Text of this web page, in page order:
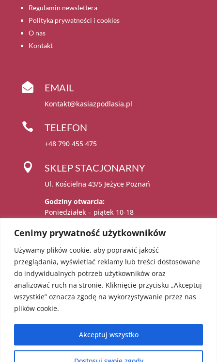
Cenimy prywatność użytkowników
Używamy plików cookie, aby poprawić jakość
przeglądania, wyświetlać reklamy lub treści dostosowane
do indywidualnych potrzeb użytkowników oraz
analizować ruch na stronie. Kliknięcie przycisku „Akceptuj
wszystkie” oznacza zgodę na wykorzystywanie przez nas
plików cookie.
Akceptuj wszystko
Regulamin newslettera
Polityka prywatności i cookies
O nas
Kontakt
 EMAIL
Kontakt@kasiazpodlasia.pl
 TELEFON
+48 790 455 475
 SKLEP STACJONARNY
Ul. Kościelna 43/5 Jeżyce Poznań
Godziny otwarcia:
Poniedziałek – piątek 10-18

Administratorem danych osobowych jest:
Katarzyna Sadowska – Karolczak prowadzący
działalność gospodarczą pod firmą EcoAngel
Katarzyna Sadowska – Karolczak pod adresem
os. Bolesława Chrobrego 36/18, 60-681
Poznań. NIP: 5451623303 REGON: 052241855